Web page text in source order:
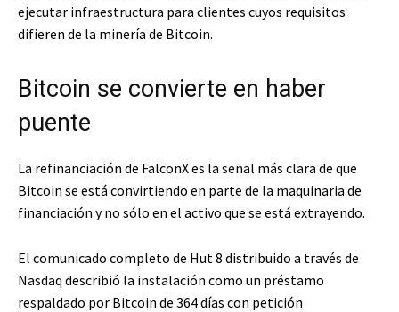
ejecutar infraestructura para clientes cuyos requisitos
difieren de la minería de Bitcoin.
Bitcoin se convierte en haber
puente
La refinanciación de FalconX es la señal más clara de que
Bitcoin se está convirtiendo en parte de la maquinaria de
financiación y no sólo en el activo que se está extrayendo.
El comunicado completo de Hut 8 distribuido a través de
Nasdaq describió la instalación como un préstamo
respaldado por Bitcoin de 364 días con petición